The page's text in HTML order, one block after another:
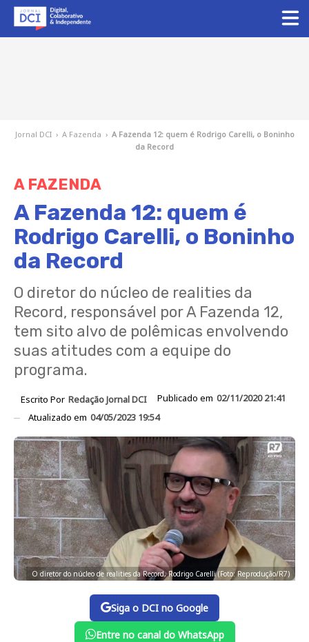
Jornal DCI › A Fazenda › A Fazenda 12: quem é Rodrigo Carelli, o Boninho
da Record
A FAZENDA
A Fazenda 12: quem é
Rodrigo Carelli, o Boninho
da Record
O diretor do núcleo de realities da
Record, responsável por A Fazenda 12,
tem sito alvo de polêmicas envolvendo
suas atitudes com a equipe do
programa.
Escrito Por Redação Jornal DCI Publicado em 02/11/2020 21:41
Atualizado em 04/05/2023 19:54
O diretor do núcleo de realities da Record, Rodrigo Carelli (Foto: Reprodução/R7)
Siga o DCI no Google
Entre no canal do WhatsApp